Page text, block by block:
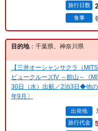
旅行日数
食事
目的地：千葉県、神奈川県
【三井オーシャンサクラ（
ビュークルーズIV ～館山～《
30日（水）出航／2泊3日◆他
年9月〕
出発地
旅行代金